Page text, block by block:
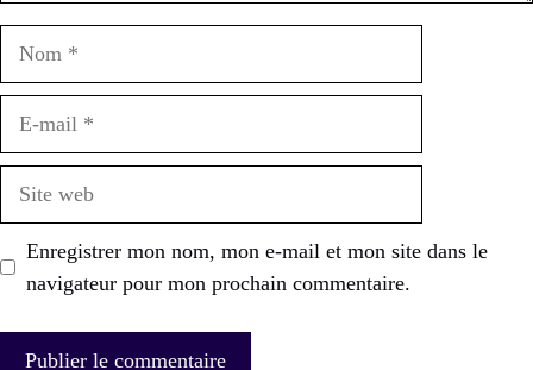
Enregistrer mon nom, mon e-mail et mon site dans le
navigateur pour mon prochain commentaire.